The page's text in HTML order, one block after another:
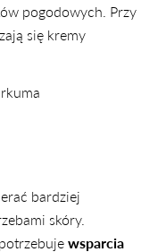
pogodowych. Przy
się kremy
bardziej
skóry.
wsparcia